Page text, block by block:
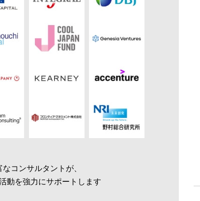
コンサルタントが、
動を強力にサポートします